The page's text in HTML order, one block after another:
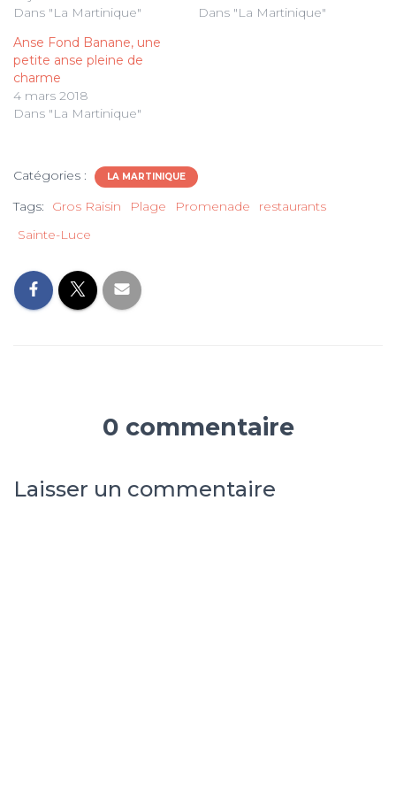
Dans "La Martinique"
Dans "La Martinique"
Anse Fond Banane, une
petite anse pleine de
charme
4 mars 2018
Dans "La Martinique"
Catégories : LA MARTINIQUE
Tags: Gros Raisin Plage Promenade
restaurants
Sainte-Luce
0 commentaire
Laisser un commentaire